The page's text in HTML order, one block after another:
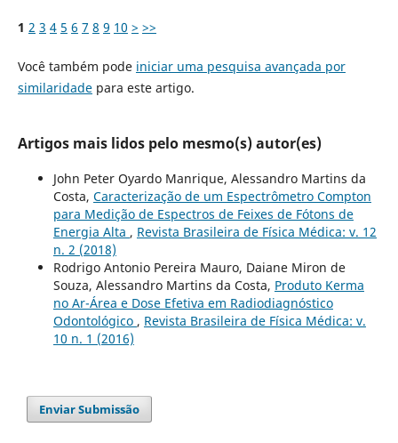
1 2 3 4 5 6 7 8 9 10 > >>
Você também pode iniciar uma pesquisa avançada por
similaridadepara este artigo.
Artigos mais lidos pelo mesmo(s) autor(es)
John Peter Oyardo Manrique, Alessandro Martins da
Costa, Caracterização de um Espectrômetro Compton
para Medição de Espectros de Feixes de Fótons de
Energia Alta , Revista Brasileira de Física Médica: v. 12
n. 2 (2018)
Rodrigo Antonio Pereira Mauro, Daiane Miron de
Souza, Alessandro Martins da Costa, Produto Kerma
no Ar-Área e Dose Efetiva em Radiodiagnóstico
Odontológico , Revista Brasileira de Física Médica: v.
10 n. 1 (2016)
Enviar Submissão